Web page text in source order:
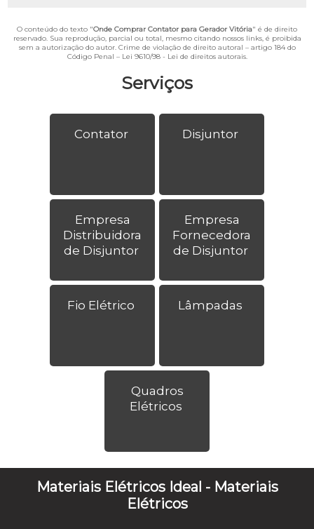
Serviços
Contator Disjuntor
Empresa
Distribuidora
de Disjuntor
Empresa
Fornecedora
de Disjuntor
Fio Elétrico Lâmpadas
Quadros
Elétricos
O conteúdo do texto "Onde Comprar Contator para Gerador Vitória" é de direito
reservado. Sua reprodução, parcial ou total, mesmo citando nossos links, é proibida
sem a autorização do autor. Crime de violação de direito autoral – artigo 184 do
Código Penal – Lei 9610/98 - Lei de direitos autorais.
Materiais Elétricos Ideal - Materiais
Elétricos